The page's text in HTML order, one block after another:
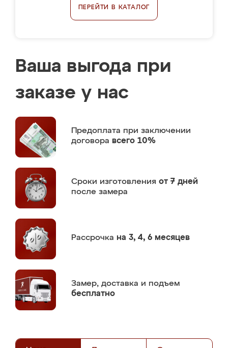
ПЕРЕЙТИ В КАТАЛОГ
Ваша выгода при
заказе у нас
Предоплата при заключении
договора всего 10%
Сроки изготовления от 7 дней
после замера
Рассрочка на 3, 4, 6 месяцев
Замер, доставка и подъем
бесплатно